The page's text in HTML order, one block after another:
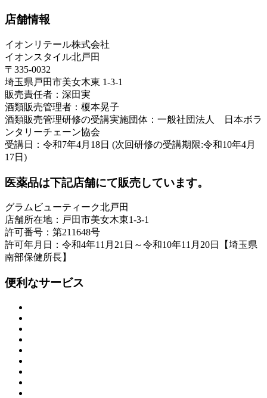
店舗情報
イオンリテール株式会社
イオンスタイル北戸田
〒335-0032
埼玉県戸田市美女木東 1-3-1
販売責任者：深田実
酒類販売管理者：榎本晃子
酒類販売管理研修の受講実施団体：一般社団法人 日本ボラ
ンタリーチェーン協会
受講日：令和7年4月18日 (次回研修の受講期限:令和10年4月
17日)
医薬品は下記店舗にて販売しています。
グラムビューティーク北戸田
店舗所在地：戸田市美女木東1-3-1
許可番号：第211648号
許可年月日：令和4年11月21日～令和10年11月20日【埼玉県
南部保健所長】
便利なサービス